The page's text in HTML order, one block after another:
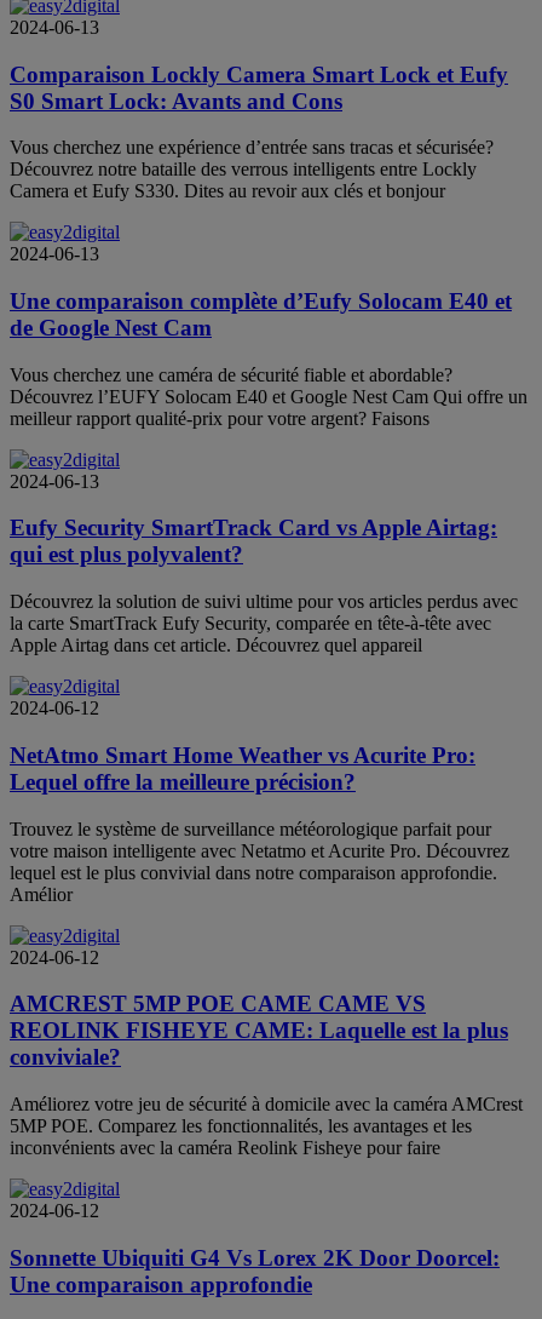
2024-06-13
Comparaison Lockly Camera Smart Lock et Eufy
S0 Smart Lock: Avants and Cons
Vous cherchez une expérience d’entrée sans tracas et sécurisée?
Découvrez notre bataille des verrous intelligents entre Lockly
Camera et Eufy S330. Dites au revoir aux clés et bonjour
2024-06-13
Une comparaison complète d’Eufy Solocam E40 et
de Google Nest Cam
Vous cherchez une caméra de sécurité fiable et abordable?
Découvrez l’EUFY Solocam E40 et Google Nest Cam Qui offre un
meilleur rapport qualité-prix pour votre argent? Faisons
2024-06-13
Eufy Security SmartTrack Card vs Apple Airtag:
qui est plus polyvalent?
Découvrez la solution de suivi ultime pour vos articles perdus avec
la carte SmartTrack Eufy Security, comparée en tête-à-tête avec
Apple Airtag dans cet article. Découvrez quel appareil
2024-06-12
NetAtmo Smart Home Weather vs Acurite Pro:
Lequel offre la meilleure précision?
Trouvez le système de surveillance météorologique parfait pour
votre maison intelligente avec Netatmo et Acurite Pro. Découvrez
lequel est le plus convivial dans notre comparaison approfondie.
Amélior
2024-06-12
AMCREST 5MP POE CAME CAME VS
REOLINK FISHEYE CAME: Laquelle est la plus
conviviale?
Améliorez votre jeu de sécurité à domicile avec la caméra AMCrest
5MP POE. Comparez les fonctionnalités, les avantages et les
inconvénients avec la caméra Reolink Fisheye pour faire
2024-06-12
Sonnette Ubiquiti G4 Vs Lorex 2K Door Doorcel:
Une comparaison approfondie